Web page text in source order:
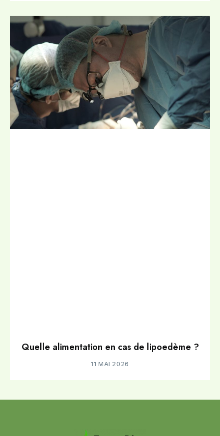
Quelle alimentation en cas de lipoedème ?
11 MAI 2026